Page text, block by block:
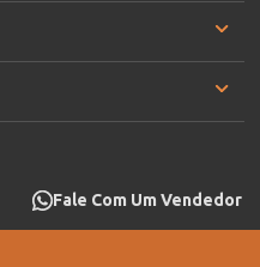
Fale Com Um Vendedor